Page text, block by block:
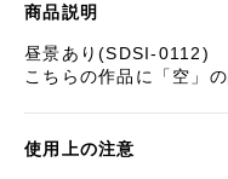
商品説明
昼景あり(SDSI-0112)
こちらの作品に「空」
使用上の注意